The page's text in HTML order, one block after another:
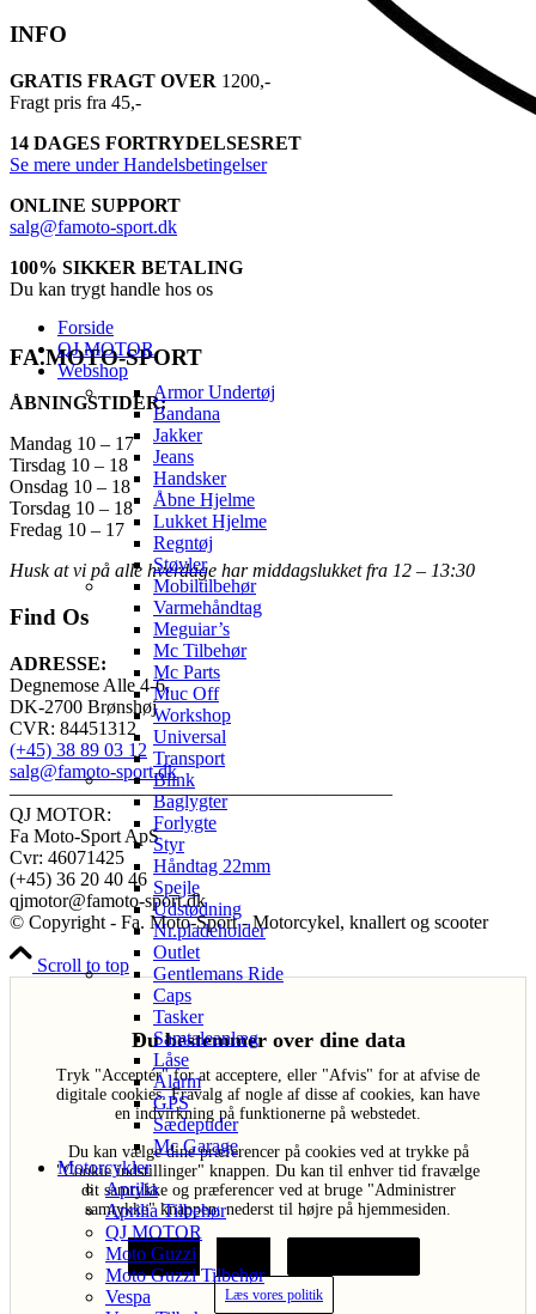
Forside
QJ MOTOR
Webshop
Armor Undertøj
Bandana
Jakker
Jeans
Handsker
Åbne Hjelme
Lukket Hjelme
Regntøj
Støvler
Mobiltilbehør
Varmehåndtag
Meguiar’s
Mc Tilbehør
Mc Parts
Muc Off
Workshop
Universal
Transport
Blink
Baglygter
Forlygte
Styr
Håndtag 22mm
Spejle
Udstødning
Nr.pladeholder
Outlet
Gentlemans Ride
Caps
Tasker
Samtaleanlæg
Låse
Alarm
GPS
Sædepuder
Mc Garage
Motorcykler
Aprilia
Aprilia Tilbehør
QJ MOTOR
Moto Guzzi
Moto Guzzi Tilbehør
Vespa
INFO
GRATIS FRAGT OVER 1200,-
Fragt pris fra 45,-
14 DAGES FORTRYDELSESRET
Se mere under Handelsbetingelser
ONLINE SUPPORT
salg@famoto-sport.dk
100% SIKKER BETALING
Du kan trygt handle hos os
FA.MOTO-SPORT
ÅBNINGSTIDER:
Mandag 10 – 17
Tirsdag 10 – 18
Onsdag 10 – 18
Torsdag 10 – 18
Fredag 10 – 17
Husk at vi på alle hverdage har middagslukket fra 12 – 13:30
Find Os
ADRESSE:
Degnemose Alle 4-6,
DK-2700 Brønshøj
CVR: 84451312
(+45) 38 89 03 12
salg@famoto-sport.dk
————————————————————
QJ MOTOR:
Fa Moto-Sport ApS
Cvr: 46071425
(+45) 36 20 40 46
qjmotor@famoto-sport.dk
© Copyright - Fa. Moto-Sport - Motorcykel, knallert og scooter
Scroll to top
Du bestemmer over dine data
Tryk "Acceptér" for at acceptere, eller "Afvis" for at afvise de
digitale cookies. Fravalg af nogle af disse af cookies, kan have
en indvirkning på funktionerne på webstedet.
Du kan vælge dine præferencer på cookies ved at trykke på
"Cookie indstillinger" knappen. Du kan til enhver tid fravælge
dit samtykke og præferencer ved at bruge "Administrer
samtykke" knappen, nederst til højre på hjemmesiden.
Acceptér
Læs vores politik